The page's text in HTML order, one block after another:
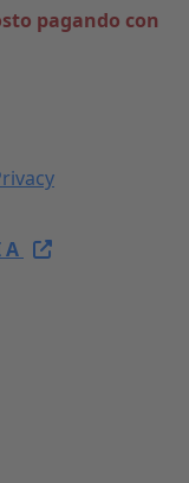
pagando con
A